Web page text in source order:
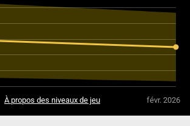
À propos des niveaux de jeu févr. 2026